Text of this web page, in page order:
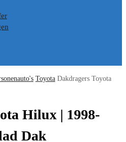
Toyota Dakdragers Toyota
Hilux | 1998-
Dak